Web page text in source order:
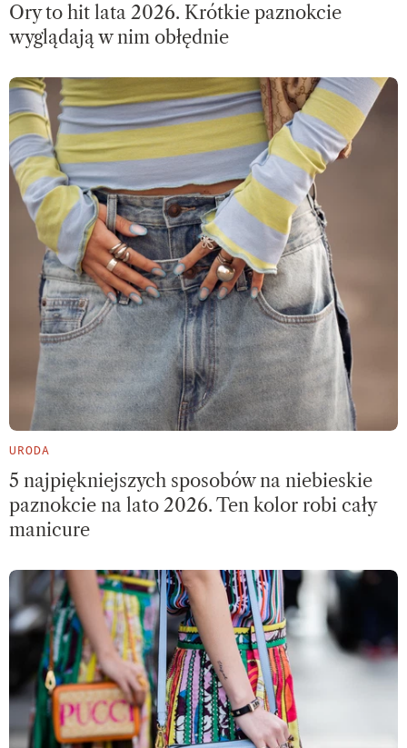
Ory to hit lata 2026. Krótkie paznokcie
wyglądają w nim obłędnie
URODA
5 najpiękniejszych sposobów na niebieskie
paznokcie na lato 2026. Ten kolor robi cały
manicure